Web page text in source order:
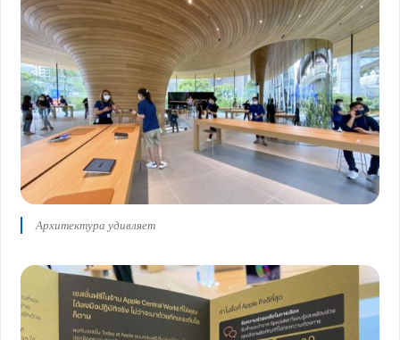
Архитектура удивляет